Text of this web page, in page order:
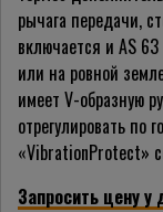
рычага передачи,
включается и AS
или на ровной
имеет V-образную
отрегулировать по
«VibrationProtect»
Запросить цену у